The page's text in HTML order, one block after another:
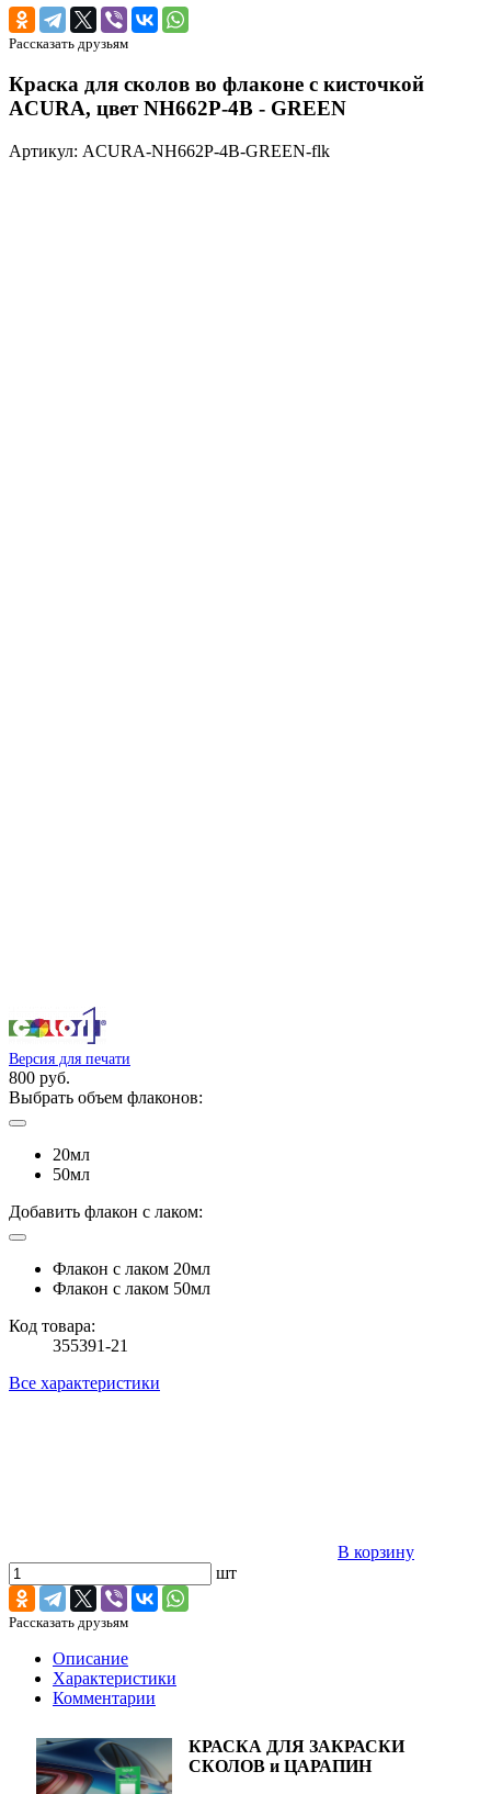
Рассказать друзьям
Краска для сколов во флаконе с кисточкой
ACURA, цвет NH662P-4B - GREEN
Артикул: ACURA-NH662P-4B-GREEN-flk
Версия для печати
800 руб.
Выбрать объем флаконов:
20мл
50мл
Добавить флакон с лаком:
Флакон с лаком 20мл
Флакон с лаком 50мл
Код товара:
355391-21
Все характеристики
В корзину
шт
Рассказать друзьям
Описание
Характеристики
Комментарии
КРАСКА ДЛЯ ЗАКРАСКИ
СКОЛОВ и ЦАРАПИН